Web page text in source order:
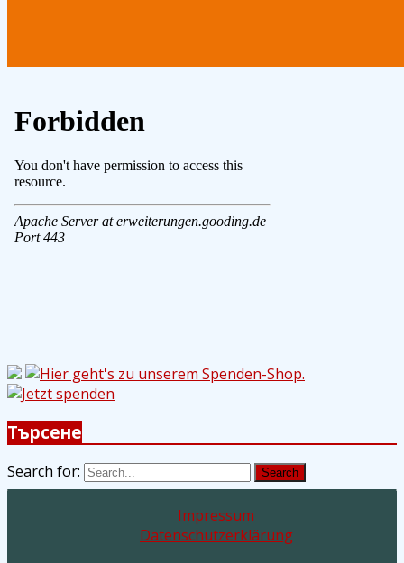
Търсене
Search for: Search
Impressum
Datenschutzerklärung